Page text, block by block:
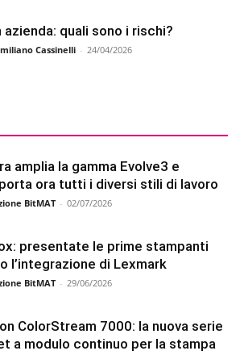
azienda: quali sono i rischi?
Cassinelli - 24/04/2026
amplia la gamma Evolve3 e
ora tutti i diversi stili di lavoro
BitMAT - 02/07/2026
presentate le prime stampanti
l’integrazione di Lexmark
BitMAT - 29/06/2026
ColorStream 7000: la nuova serie
a modulo continuo per la stampa